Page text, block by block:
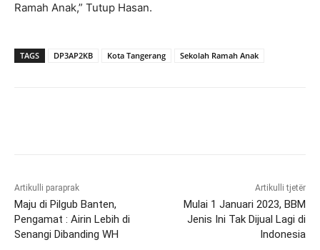
Ramah Anak,” Tutup Hasan.
TAGS DP3AP2KB Kota Tangerang Sekolah Ramah Anak
Artikulli paraprak
Maju di Pilgub Banten,
Pengamat : Airin Lebih di
Senangi Dibanding WH
Artikulli tjetër
Mulai 1 Januari 2023, BBM
Jenis Ini Tak Dijual Lagi di
Indonesia